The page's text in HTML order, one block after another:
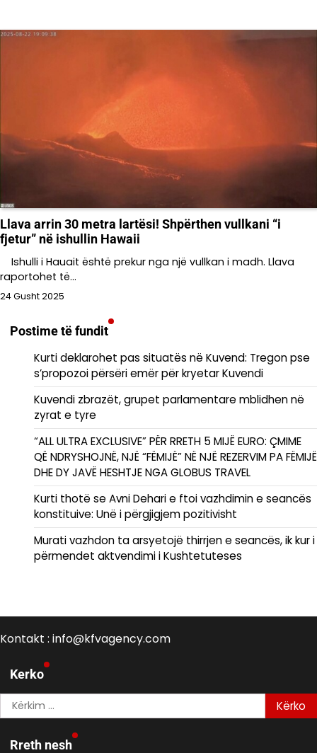
Llava arrin 30 metra lartësi! Shpërthen vullkani “i
fjetur” në ishullin Hawaii
Ishulli i Hauait është prekur nga një vullkan i madh. Llava
raportohet të…
24 Gusht 2025
Postime të fundit
Kurti deklarohet pas situatës në Kuvend: Tregon pse
s’propozoi përsëri emër për kryetar Kuvendi
Kuvendi zbrazët, grupet parlamentare mblidhen në
zyrat e tyre
“ALL ULTRA EXCLUSIVE” PËR RRETH 5 MIJË EURO: ÇMIME
QË NDRYSHOJNË, NJË “FËMIJË” NË NJË REZERVIM PA FËMIJË
DHE DY JAVË HESHTJE NGA GLOBUS TRAVEL
Kurti thotë se Avni Dehari e ftoi vazhdimin e seancës
konstituive: Unë i përgjigjem pozitivisht
Murati vazhdon ta arsyetojë thirrjen e seancës, ik kur i
përmendet aktvendimi i Kushtetuteses
Kontakt : info@kfvagency.com
Kerko
Kërko
për:
Rreth nesh